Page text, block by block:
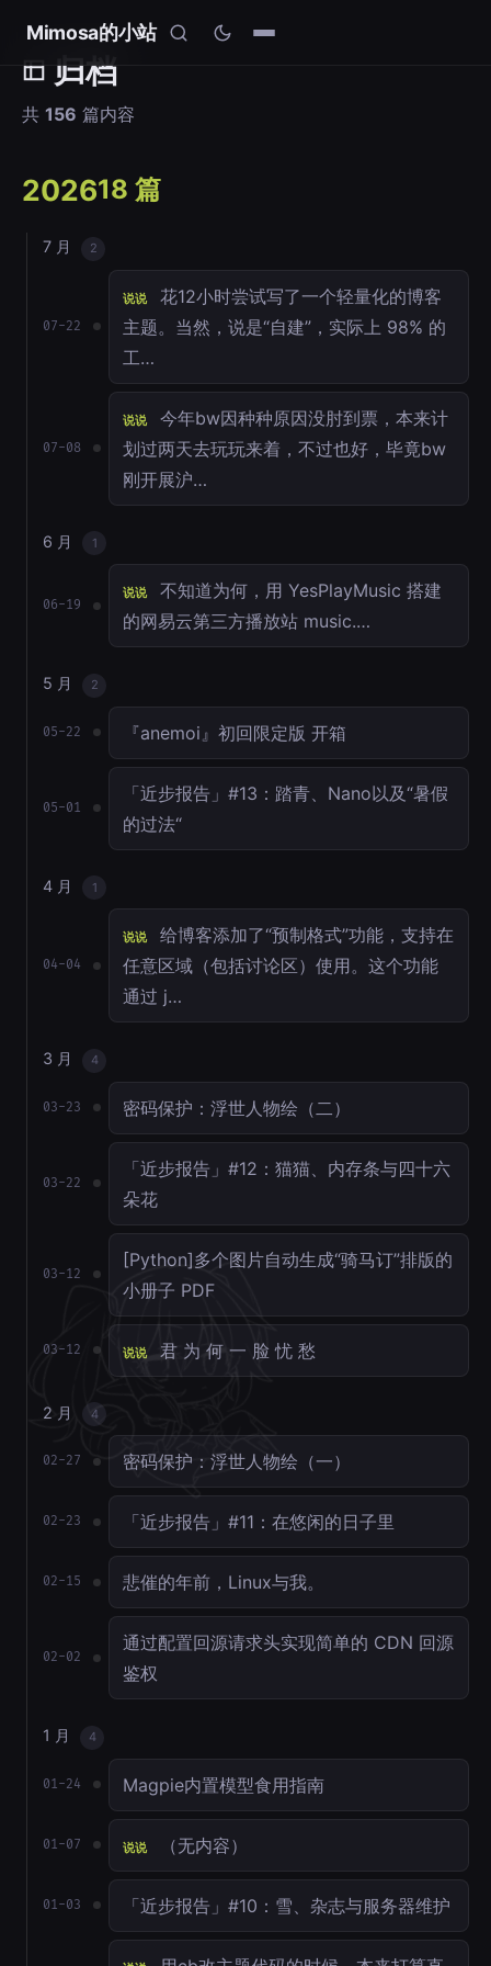
Mimosa的小站
归档
共 156 篇内容
202618 篇
7 月 2
07-22
说说
花12小时尝试写了一个轻量化的博客
主题。当然，说是“自建”，实际上 98% 的
工…
07-08
说说
今年bw因种种原因没肘到票，本来计
划过两天去玩玩来着，不过也好，毕竟bw
刚开展沪…
6 月 1
06-19
说说
不知道为何，用 YesPlayMusic 搭建
的网易云第三方播放站 music.…
5 月 2
05-22 『anemoi』初回限定版 开箱
05-01
「近步报告」#13：踏青、Nano以及“暑假
的过法“
4 月 1
04-04
说说
给博客添加了“预制格式”功能，支持在
任意区域（包括讨论区）使用。这个功能
通过 j…
3 月 4
03-23 密码保护：浮世人物绘（二）
03-22
「近步报告」#12：猫猫、内存条与四十六
朵花
03-12
[Python]多个图片自动生成“骑马订”排版的
小册子 PDF
03-12 说说 君 为 何 一 脸 忧 愁
2 月 4
02-27 密码保护：浮世人物绘（一）
02-23 「近步报告」#11：在悠闲的日子里
02-15 悲催的年前，Linux与我。
02-02
通过配置回源请求头实现简单的 CDN 回源
鉴权
1 月 4
01-24 Magpie内置模型食用指南
01-07 说说 （无内容）
01-03 「近步报告」#10：雪、杂志与服务器维护